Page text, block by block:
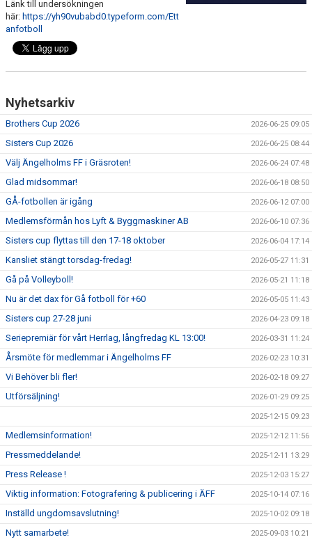
Länk till undersökningen
här: https://yh90vubabd0.typeform.com/Ett
anfotboll
Nyhetsarkiv
Brothers Cup 2026 2026-06-25 09:05
Sisters Cup 2026 2026-06-25 08:44
Välj Ängelholms FF i Gräsroten! 2026-06-24 07:48
Glad midsommar! 2026-06-18 08:50
GÅ-fotbollen är igång 2026-06-12 07:00
Medlemsförmån hos Lyft & Byggmaskiner AB 2026-06-10 07:36
Sisters cup flyttas till den 17-18 oktober 2026-06-04 17:14
Kansliet stängt torsdag-fredag! 2026-05-27 11:31
Gå på Volleyboll! 2026-05-21 11:18
Nu är det dax för Gå fotboll för +60 2026-05-05 11:43
Sisters cup 27-28 juni 2026-04-23 09:18
Seriepremiär för vårt Herrlag, långfredag KL 13:00! 2026-03-31 11:24
Årsmöte för medlemmar i Ängelholms FF 2026-02-23 10:31
Vi Behöver bli fler! 2026-02-18 09:27
Utförsäljning! 2026-01-29 09:25
2025-12-15 09:23
Medlemsinformation! 2025-12-12 11:56
Pressmeddelande! 2025-12-11 13:29
Press Release ! 2025-12-03 15:27
Viktig information: Fotografering & publicering i ÄFF 2025-10-14 07:16
Inställd ungdomsavslutning! 2025-10-02 09:18
Nytt samarbete! 2025-09-03 10:21